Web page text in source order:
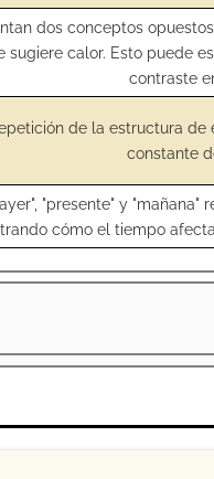
dos conceptos
sugiere calor. Esto puede
contraste
de la estructura de
constante
"presente" y "mañana"
cómo el tiempo